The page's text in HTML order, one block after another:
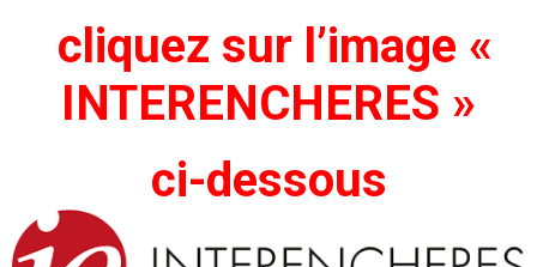
cliquez sur l’image «
INTERENCHERES »
ci-dessous